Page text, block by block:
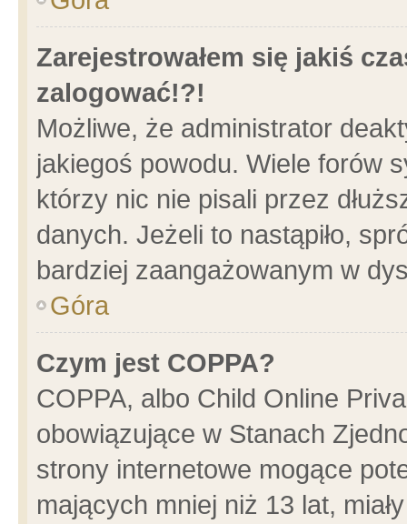
Zarejestrowałem się jakiś
zalogować!?!
Możliwe, że administrator
jakiegoś powodu. Wiele forów
którzy nic nie pisali przez
danych. Jeżeli to nastąpiło,
bardziej zaangażowanym w
Góra
Czym jest COPPA?
COPPA, albo Child Online
obowiązujące w Stanach
strony internetowe mogące
mających mniej niż 13 lat,